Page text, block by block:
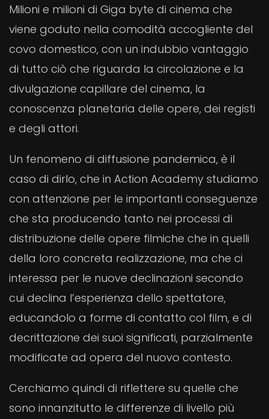
Milioni e milioni di Giga byte di cinema che
viene goduto nella comodità accogliente del
covo domestico, con un indubbio vantaggio
di tutto ciò che riguarda la circolazione e la
divulgazione capillare del cinema, la
conoscenza planetaria delle opere, dei registi
e degli attori.
Un fenomeno di diffusione pandemica, è il
caso di dirlo, che in Action Academy studiamo
con attenzione per le importanti conseguenze
che sta producendo tanto nei processi di
distribuzione delle opere filmiche che in quelli
della loro concreta realizzazione, ma che ci
interessa per le nuove declinazioni secondo
cui declina l’esperienza dello spettatore,
educandolo a forme di contatto col film, e di
decrittazione dei suoi significati, parzialmente
modificate ad opera del nuovo contesto.
Cerchiamo quindi di riflettere su quelle che
sono innanzitutto le differenze di livello più